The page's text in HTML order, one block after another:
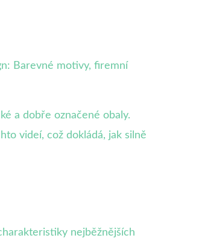
Barevné motivy, firemní
a dobře označené obaly.
videí, což dokládá, jak silně
nejběžnějších